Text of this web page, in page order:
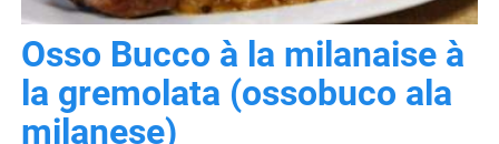
Osso Bucco à la milanaise à
la gremolata (ossobuco ala
milanese)